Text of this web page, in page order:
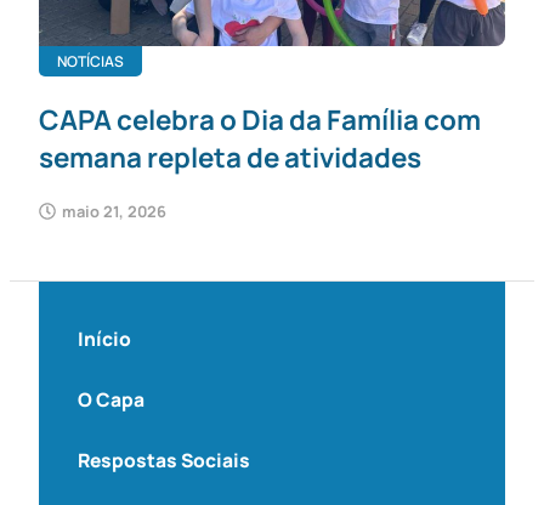
NOTÍCIAS
CAPA celebra o Dia da Família com
semana repleta de atividades
maio 21, 2026
Início
O Capa
Respostas Sociais